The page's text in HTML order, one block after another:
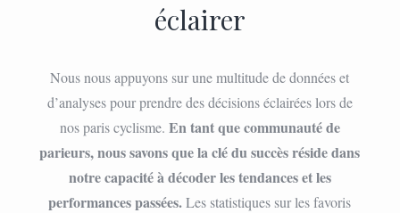
éclairer
Nous nous appuyons sur une multitude de données et
d’analyses pour prendre des décisions éclairées lors de
nos paris cyclisme. En tant que communauté de
parieurs, nous savons que la clé du succès réside dans
notre capacité à décoder les tendances et les
performances passées.Les statistiques sur les favoris